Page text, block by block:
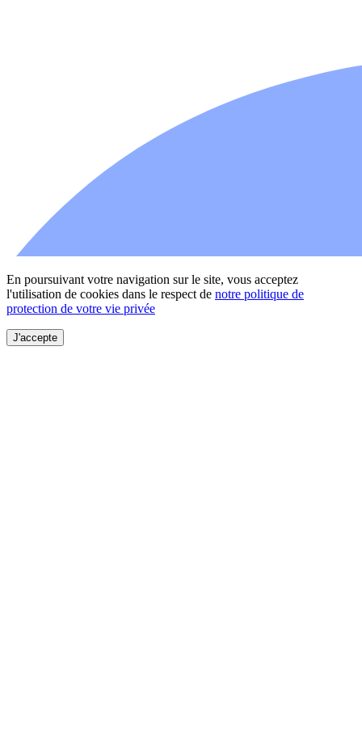
En poursuivant votre navigation sur le site, vous acceptez
l'utilisation de cookies dans le respect de notre politique de
protection de votre vie privée
J'accepte